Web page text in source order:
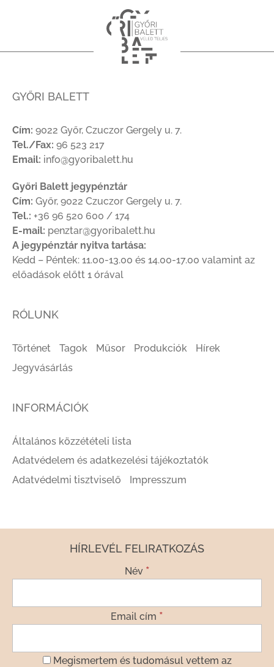
GYŐRI BALETT
Cím: 9022 Győr, Czuczor Gergely u. 7.
Tel./Fax: 96 523 217
Email: info@gyoribalett.hu
Győri Balett jegypénztár
Cím: Győr, 9022 Czuczor Gergely u. 7.
Tel.: +36 96 520 600 / 174
E-mail: penztar@gyoribalett.hu
A jegypénztár nyitva tartása:
Kedd – Péntek: 11.00-13.00 és 14.00-17.00 valamint az
előadások előtt 1 órával
RÓLUNK
Történet Tagok Műsor Produkciók
Hírek
Jegyvásárlás
INFORMÁCIÓK
Általános közzétételi lista
Adatvédelem és adatkezelési tájékoztatók
Adatvédelmi tisztviselő
Impresszum
HÍRLEVÉL FELIRATKOZÁS
Név *
Email cím *
Megismertem és tudomásul vettem az